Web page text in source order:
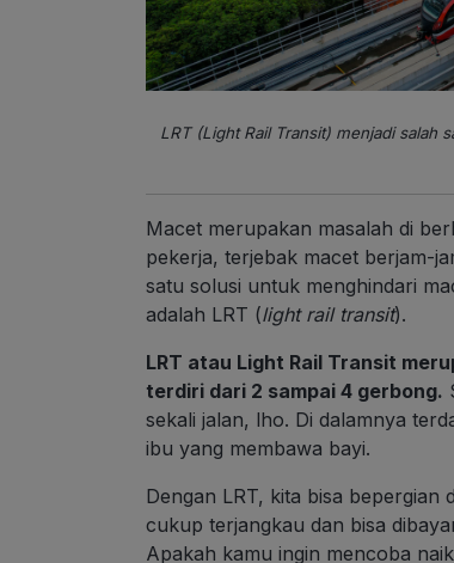
LRT (Light Rail Transit) menjadi salah
Macet merupakan masalah di
pekerja, terjebak macet berjam-
satu solusi untuk menghindari
adalah LRT (light rail transit).
LRT atau Light Rail Transit
terdiri dari 2 sampai 4 gerbong.
sekali jalan, lho. Di dalamnya
ibu yang membawa bayi.
Dengan LRT, kita bisa bepergian
cukup terjangkau dan bisa
Apakah kamu ingin mencoba